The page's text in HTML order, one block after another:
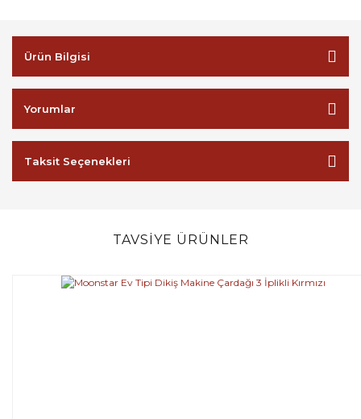
Ürün Bilgisi
Yorumlar
Taksit Seçenekleri
TAVSİYE ÜRÜNLER